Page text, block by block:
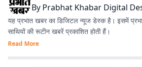
By Prabhat Khabar Digital
यह प्रभात खबर का डिजिटल न्यूज डेस्क है। इसमें
साथियों की रूटीन खबरें प्रकाशित होती हैं।
Read More